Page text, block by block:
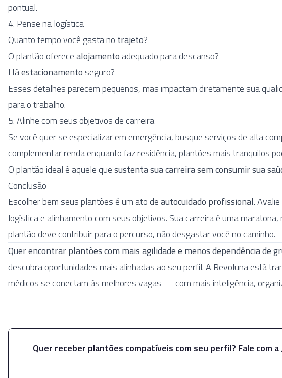
pontual.
4. Pense na logística
Quanto tempo você gasta no trajeto?
O plantão oferecealojamento adequado para descanso?
Háestacionamento seguro?
Esses detalhes parecem pequenos, mas impactam diretamente sua
para o trabalho.
5. Alinhe com seus objetivos de carreira
Se você quer se especializar em emergência, busque serviços de alta
complementar renda enquanto faz residência, plantões mais tranquilos
O plantão ideal é aquele quesustenta sua carreira sem consumir sua
Conclusão
Escolher bem seus plantões é um ato deautocuidado profissional.
logística e alinhamento com seus objetivos. Sua carreira é uma
plantão deve contribuir para o percurso, não desgastar você no caminho.
Quer encontrar plantões com mais agilidade e menos dependência de
descubra oportunidades mais alinhadas ao seu perfil. A Revoluna está
médicos se conectam às melhores vagas — com mais inteligência,
Quer receber plantões compatíveis com seu perfil? Fale com a